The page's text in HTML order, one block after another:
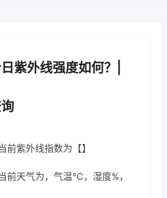
紫外线强度如何？|
前紫外线指数为【】
前天气为，气温℃，湿度%，